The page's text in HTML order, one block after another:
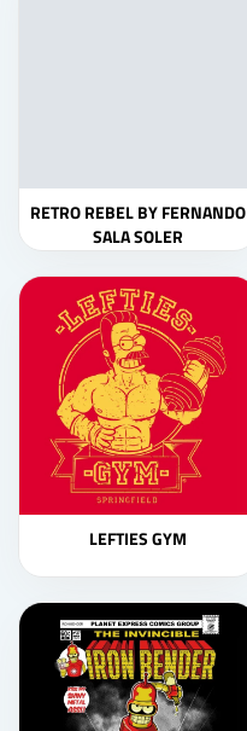
RETRO REBEL BY FERNANDO
SALA SOLER
LEFTIES GYM